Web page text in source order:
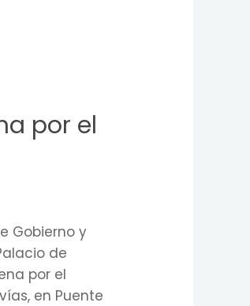
por el
Gobierno y
de
por el
en Puente